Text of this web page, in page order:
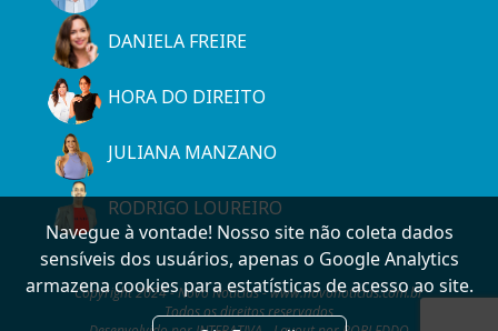
DANIELA FREIRE
HORA DO DIREITO
JULIANA MANZANO
RODRIGO LOUREIRO
Copyright 2024 - Novo Notícias - www.novonoticias.com.br
Todos os direitos reservados
Navegue à vontade! Nosso site não coleta dados
sensíveis dos usuários, apenas o Google Analytics
armazena cookies para estatísticas de acesso ao site.